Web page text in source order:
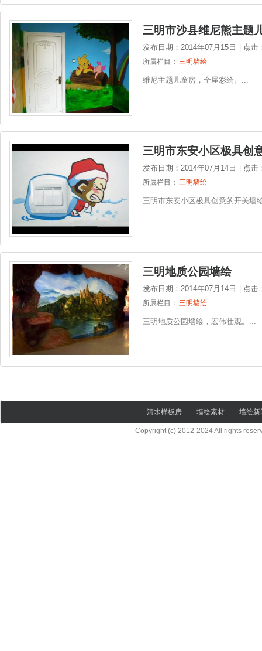
三明市沙县维尼熊主题
发布日期：2014年07月15日 点击
所属栏目： 三明墙绘
维尼主题儿童房，全屋彩绘。...
三明市东安小区极具创
发布日期：2014年07月14日 点击
所属栏目： 三明墙绘
三明市东安小区极具创意的开关墙
三明地质公园墙绘
发布日期：2014年07月14日 点击
所属栏目： 三明墙绘
三明地质公园墙绘，宏伟壮观。...
清水样板房 墙绘素材 墙绘新
Copyright (c) 2012-2024 All rights